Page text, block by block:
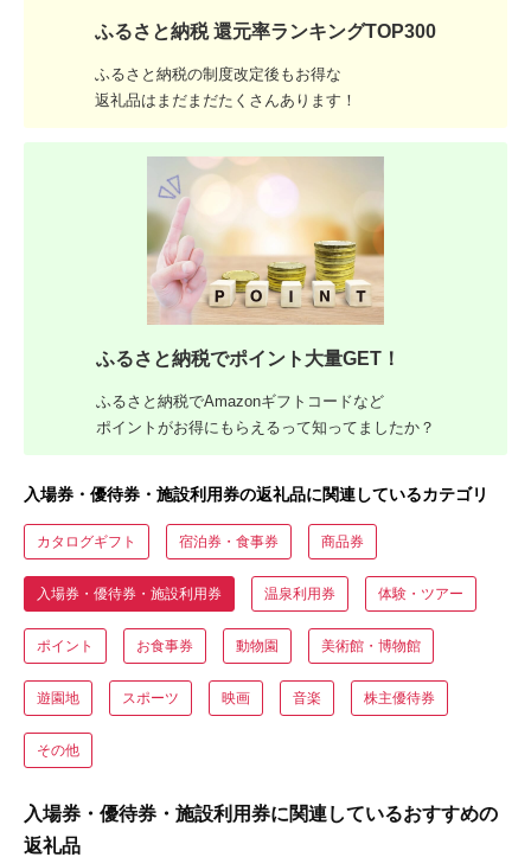
ふるさと納税 還元率ランキングTOP300
ふるさと納税の制度改定後もお得な
返礼品はまだまだたくさんあります！
ふるさと納税でポイント大量GET！
ふるさと納税でAmazonギフトコードなど
ポイントがお得にもらえるって知ってましたか？
入場券・優待券・施設利用券の返礼品に関連しているカテゴリ
カタログギフト 宿泊券・食事券 商品券
入場券・優待券・施設利用券 温泉利用券 体験・ツアー
ポイント お食事券 動物園 美術館・博物館
遊園地 スポーツ 映画 音楽 株主優待券
その他
入場券・優待券・施設利用券に関連しているおすすめの
返礼品